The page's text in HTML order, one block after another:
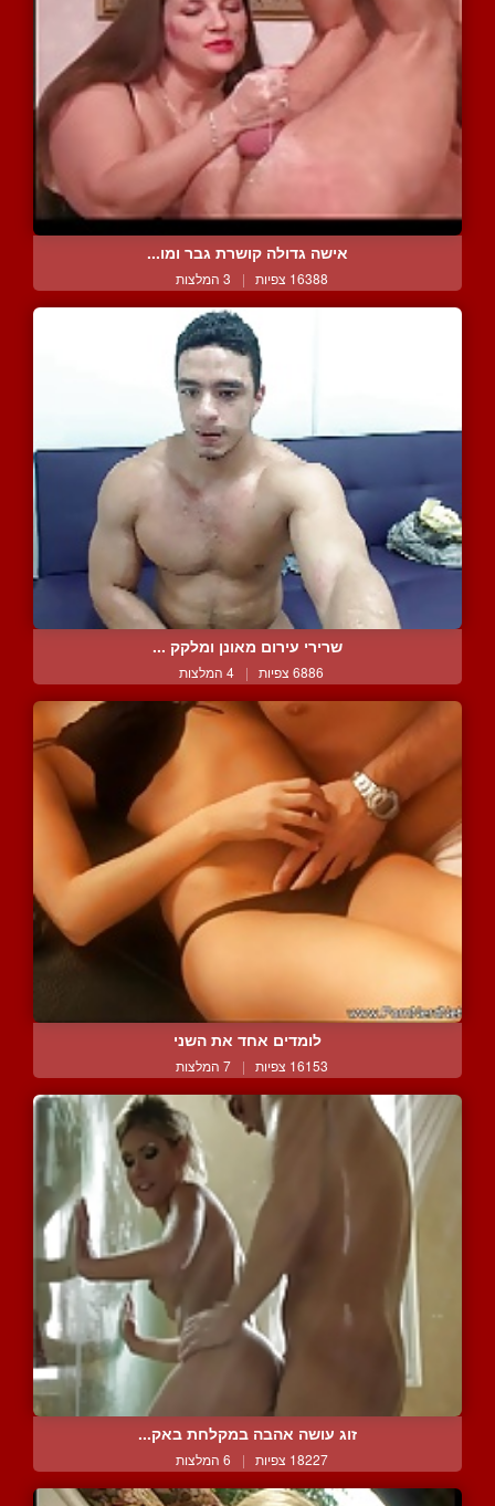
אישה גדולה קושרת גבר ומו...
16388 צפיות | 3 המלצות
שרירי עירום מאונן ומלקק ...
6886 צפיות | 4 המלצות
לומדים אחד את השני
16153 צפיות | 7 המלצות
זוג עושה אהבה במקלחת באק...
18227 צפיות | 6 המלצות